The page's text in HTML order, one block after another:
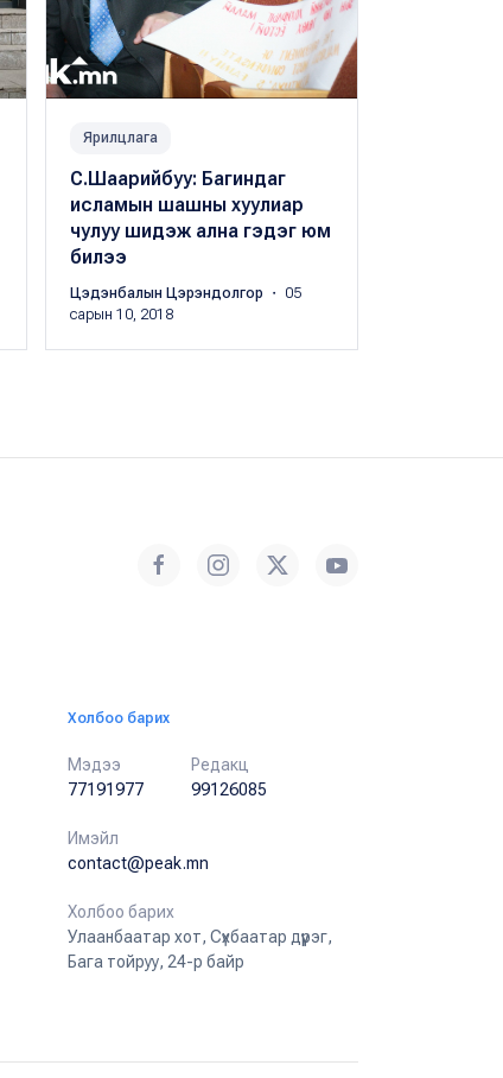
Ярилцлага
С.Шаарийбуу: Багиндаг
исламын шашны хуулиар
чулуу шидэж ална гэдэг юм
билээ
Цэдэнбалын Цэрэндолгор
・ 05
сарын 10, 2018
Холбоо барих
Мэдээ
77191977
Редакц
99126085
Имэйл
contact@peak.mn
Холбоо барих
Улаанбаатар хот, Сүхбаатар дүүрэг,
Бага тойруу, 24-р байр